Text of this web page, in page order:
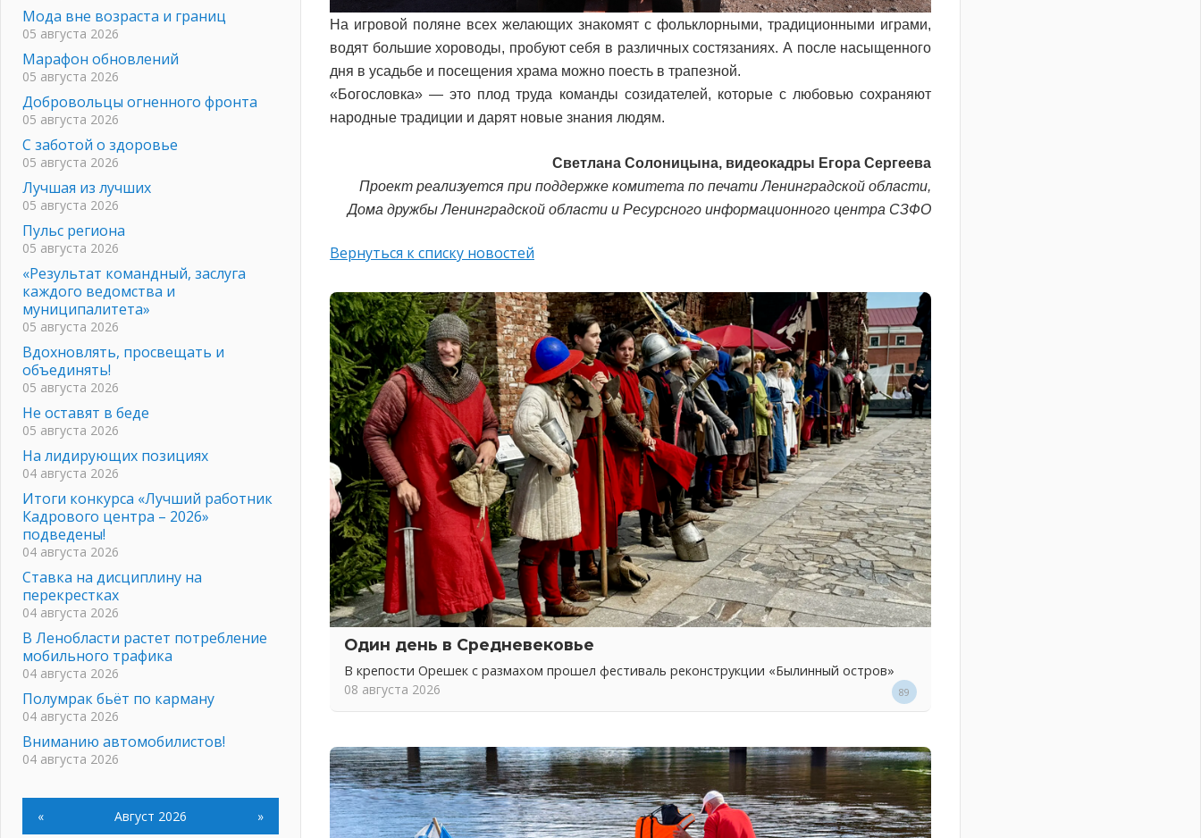
На игровой поляне всех желающих знакомят с фольклорными, традиционными играми,
водят большие хороводы, пробуют себя в различных состязаниях. А после насыщенного
дня в усадьбе и посещения храма можно поесть в трапезной.
«Богословка» — это плод труда команды созидателей, которые с любовью сохраняют
народные традиции и дарят новые знания людям.
Светлана Солоницына, видеокадры Егора Сергеева
Проект реализуется при поддержке комитета по печати Ленинградской области,
Дома дружбы Ленинградской области и Ресурсного информационного центра СЗФО
Вернуться к списку новостей
Один день в Средневековье
В крепости Орешек с размахом прошел фестиваль реконструкции «Былинный остров»
08 августа 2026
89
Мода вне возраста и границ
05 августа 2026
Марафон обновлений
05 августа 2026
Добровольцы огненного фронта
05 августа 2026
С заботой о здоровье
05 августа 2026
Лучшая из лучших
05 августа 2026
Пульс региона
05 августа 2026
«Результат командный, заслуга
каждого ведомства и
муниципалитета»
05 августа 2026
Вдохновлять, просвещать и
объединять!
05 августа 2026
Не оставят в беде
05 августа 2026
На лидирующих позициях
04 августа 2026
Итоги конкурса «Лучший работник
Кадрового центра – 2026»
подведены!
04 августа 2026
Ставка на дисциплину на
перекрестках
04 августа 2026
В Ленобласти растет потребление
мобильного трафика
04 августа 2026
Полумрак бьёт по карману
04 августа 2026
Вниманию автомобилистов!
04 августа 2026
04 августа 2026
Регион готовится к выборам
« Август 2026 »